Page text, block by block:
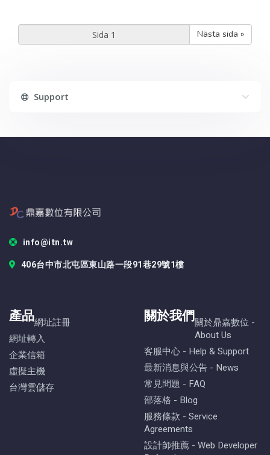
Nästa sida »
Support
info@itn.tw
406台中市北屯區東山路一段91巷29號1樓
產品網址註冊
網址轉入
企業信箱
虛擬主機
台灣雲儲存
關於我們關於鼎嘉數位 -
About Us
客服中心 - Help & Support
最新消息與公告 - News
常見問題 - FAQ
部落格 - Blog
服務條款 - Service
Agreements
設計師推薦 - Web Developer